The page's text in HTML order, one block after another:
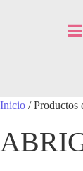
Inicio /